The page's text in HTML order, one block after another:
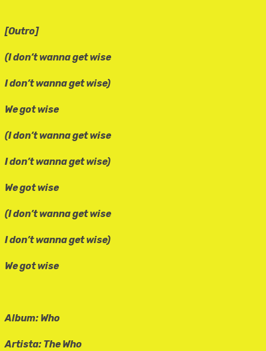
[Outro]
(I don’t wanna get wise
I don’t wanna get wise)
We got wise
(I don’t wanna get wise
I don’t wanna get wise)
We got wise
(I don’t wanna get wise
I don’t wanna get wise)
We got wise
Album: Who
Artista: The Who